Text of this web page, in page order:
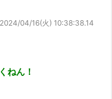
2024/04/16(火) 10:38:38.14
ねん！